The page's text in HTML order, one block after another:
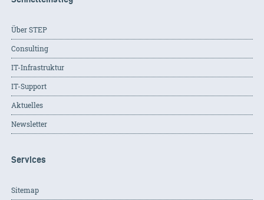
Über STEP
Consulting
IT-Infrastruktur
IT-Support
Aktuelles
Newsletter
Services
Sitemap